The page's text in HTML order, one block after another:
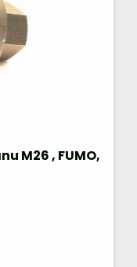
M26 , FUMO,